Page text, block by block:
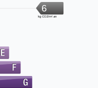
6
kg CO2/m².an